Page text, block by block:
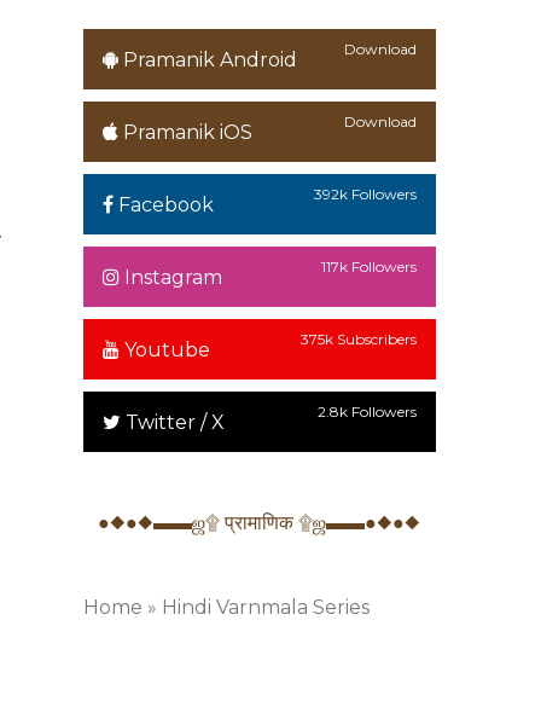
Pramanik Android Download
Pramanik iOS Download
Facebook 392k Followers
Instagram 117k Followers
Youtube 375k Subscribers
Twitter / X 2.8k Followers
●◆●◆▬▬ஜ۩ प्रामाणिक ۩ஜ▬▬●◆●◆
Home » Hindi Varnmala Series